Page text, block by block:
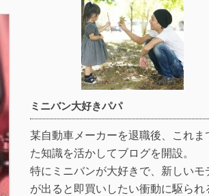
ミニバン大好きパパ
某自動車メーカーを退職後、これま
た知識を活かしてブログを開設。
特にミニバンが大好きで、新しいモ
が出ると即買いしたい衝動に駆られ